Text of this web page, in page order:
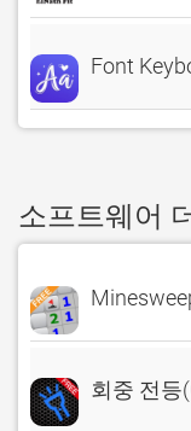
Font
소프트웨어
회중 전등